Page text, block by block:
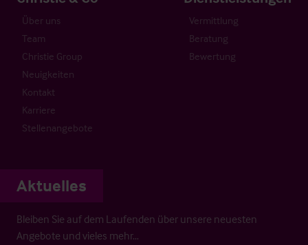
Über uns
Team
Christie Group
Neuigkeiten
Kontakt
Karriere
Stellenangebote
Vermittlung
Beratung
Bewertung
Aktuelles
Bleiben Sie auf dem Laufenden über unsere neuesten
Angebote und vieles mehr…